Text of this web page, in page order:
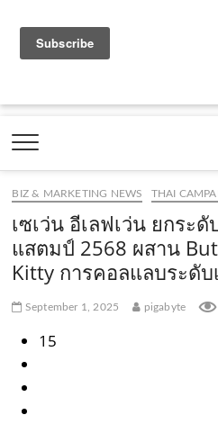
a
e
b
o
o
k
.
c
o
o
t
b
e
.
c
o
.
o
e
m
e
t
g
r
a
m
.
t
k
.
c
o
m
DIGITAL |
BIZ & MARKETING NEWS THAI
เซเว่น อีเลฟเว่น ยกระ
แสตมป์ 2568 ผสาน
Kitty การคอลแลบระดับ
September 1, 2025 pigabyte
15